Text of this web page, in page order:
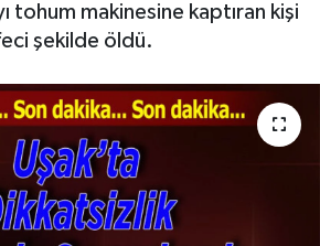
tohum makinesine kaptıran kişi
şekilde öldü.